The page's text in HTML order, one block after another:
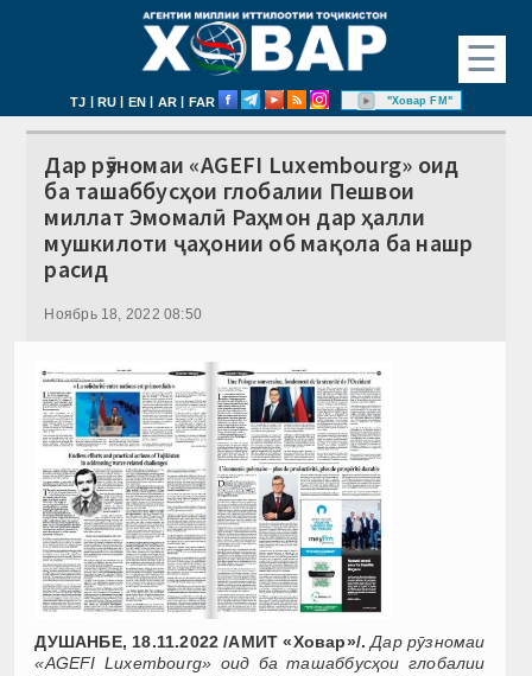
☰
TJ | RU | EN | AR | FAR "Ховар FM"
Дар рӯзномаи «AGEFI Luxembourg» оид
ба ташаббусҳои глобалии Пешвои
миллат Эмомалӣ Раҳмон дар ҳалли
мушкилоти ҷаҳонии об мақола ба нашр
расид
Ноябрь 18, 2022 08:50
ДУШАНБЕ, 18.11.2022 /АМИТ «Ховар»/. Дар рӯзномаи
«AGEFI Luxembourg» оид ба ташаббусҳои глобалии